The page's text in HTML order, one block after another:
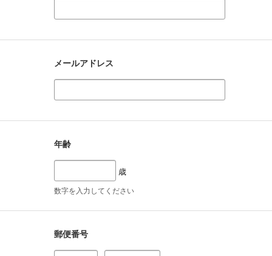
メールアドレス
年齢
歳
数字を入力してください
郵便番号